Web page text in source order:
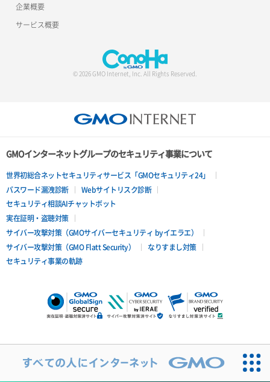
企業概要
サービス概要
© 2026 GMO Internet, Inc. All Rights Reserved.
GMOインターネットグループのセキュリティ事業について
世界初総合ネットセキュリティサービス「GMOセキュリティ24」
パスワード漏洩診断
Webサイトリスク診断
セキュリティ相談AIチャットボット
実在証明・盗聴対策
サイバー攻撃対策（GMOサイバーセキュリティ byイエラエ）
サイバー攻撃対策（GMO Flatt Security）
なりすまし対策
セキュリティ事業の軌跡